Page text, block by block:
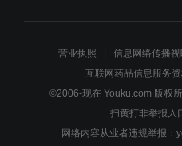
营业执照 信息网络传播
互联网药品信息服务
©2006-现在 Youku.com 版权
扫黄打非举报入
网络内容从业者违规举报